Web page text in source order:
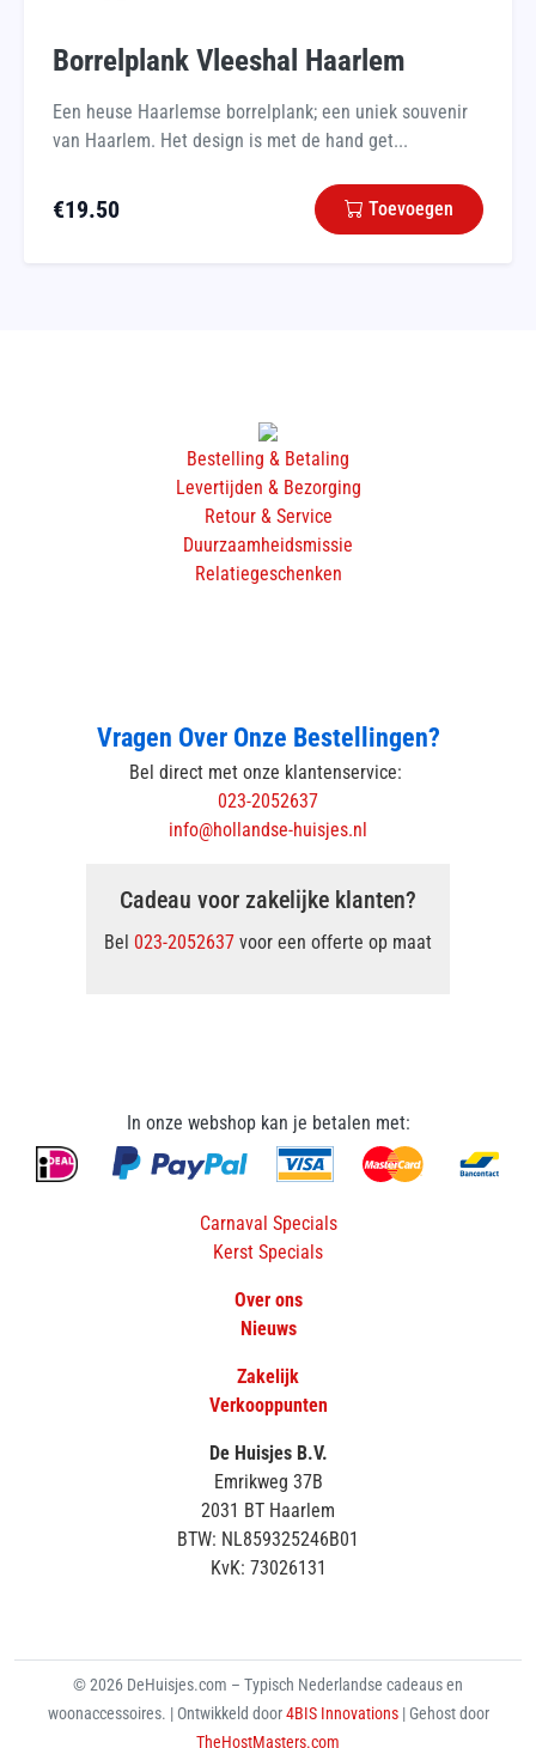
Borrelplank Vleeshal Haarlem
Een heuse Haarlemse borrelplank; een uniek souvenir
van Haarlem. Het design is met de hand get...
€19.50 Toevoegen
Bestelling & Betaling
Levertijden & Bezorging
Retour & Service
Duurzaamheidsmissie
Relatiegeschenken
Vragen Over Onze Bestellingen?
Bel direct met onze klantenservice:
023-2052637
info@hollandse-huisjes.nl
Cadeau voor zakelijke klanten?
Bel 023-2052637 voor een offerte op maat
In onze webshop kan je betalen met:
Carnaval Specials
Kerst Specials
Over ons
Nieuws
Zakelijk
Verkooppunten
De Huisjes B.V.
Emrikweg 37B
2031 BT Haarlem
BTW: NL859325246B01
KvK: 73026131
© 2026 DeHuisjes.com – Typisch Nederlandse cadeaus en
woonaccessoires. | Ontwikkeld door4BIS Innovations | Gehost door
TheHostMasters.com